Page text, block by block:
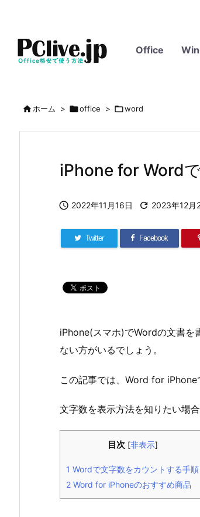
Office
ホーム > office > word
iPhone for Word
 2022年11月16日  2023年12月
Twitter Facebook
iPhone(スマホ)でWordの文書を
ない方がいるでしょう。
この記事では、Word for iPhone
文字数を表示方法を知りたい場
目次 [非表示]
1 Wordで文字数をカウントする手順
2 Word for iPhoneのおすすめ商品